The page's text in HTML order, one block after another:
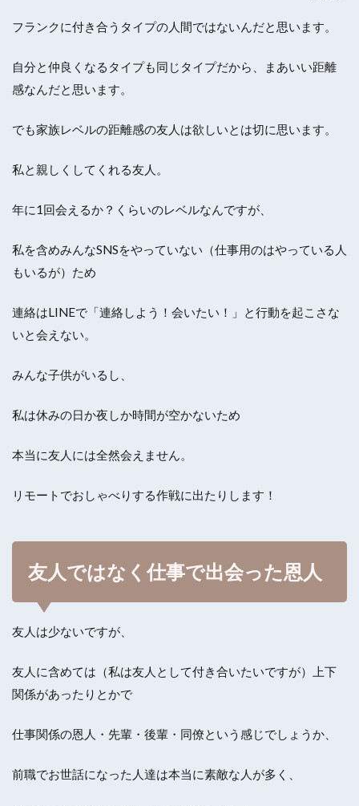
フランクに付き合うタイプの人間ではないんだと思います。
自分と仲良くなるタイプも同じタイプだから、まあいい距離
感なんだと思います。
でも家族レベルの距離感の友人は欲しいとは切に思います。
私と親しくしてくれる友人。
年に1回会えるか？くらいのレベルなんですが、
私を含めみんなSNSをやっていない（仕事用のはやっている人
もいるが）ため
連絡はLINEで「連絡しよう！会いたい！」と行動を起こさな
いと会えない。
みんな子供がいるし、
私は休みの日か夜しか時間が空かないため
本当に友人には全然会えません。
リモートでおしゃべりする作戦に出たりします！
友人ではなく仕事で出会った恩人
友人は少ないですが、
友人に含めては（私は友人として付き合いたいですが）上下
関係があったりとかで
仕事関係の恩人・先輩・後輩・同僚という感じでしょうか、
前職でお世話になった人達は本当に素敵な人が多く、